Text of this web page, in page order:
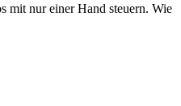
mit nur einer Hand steuern. Wie